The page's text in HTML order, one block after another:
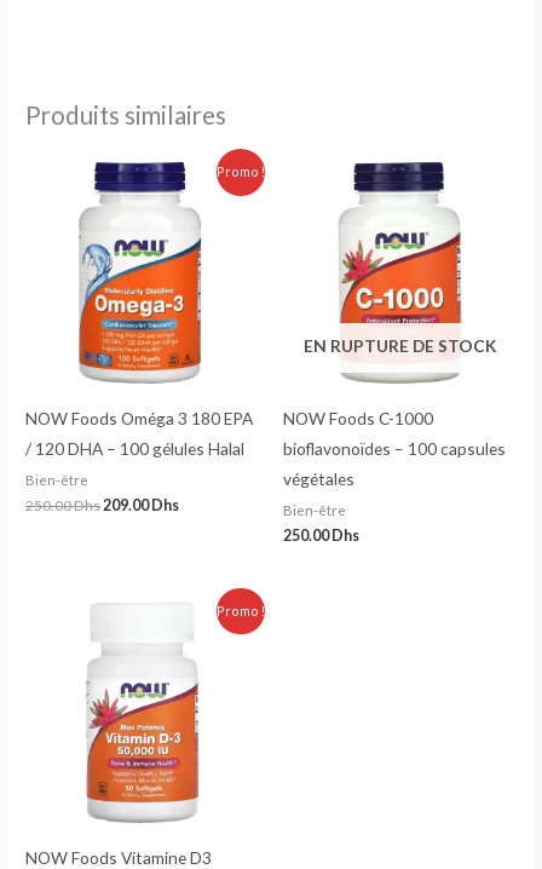
Produits similaires
Promo !
NOW Foods Oméga 3 180 EPA
/ 120 DHA – 100 gélules Halal
Bien-être
250.00Dhs
Le
prix
initial
250.00 Dhs.
209.00 Dhs
Le
prix
actuel
est :
209.00 Dhs.
EN RUPTURE DE STOCK
NOW Foods C-1000
bioflavonoïdes – 100 capsules
végétales
Bien-être
250.00 Dhs
Promo !
NOW Foods Vitamine D3
Le
était :
300.00 Dhs.
actuel
est :
279.00 Dhs.